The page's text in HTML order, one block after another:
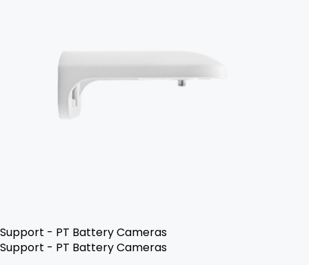
Support - PT Battery Cameras
Support - PT Battery Cameras